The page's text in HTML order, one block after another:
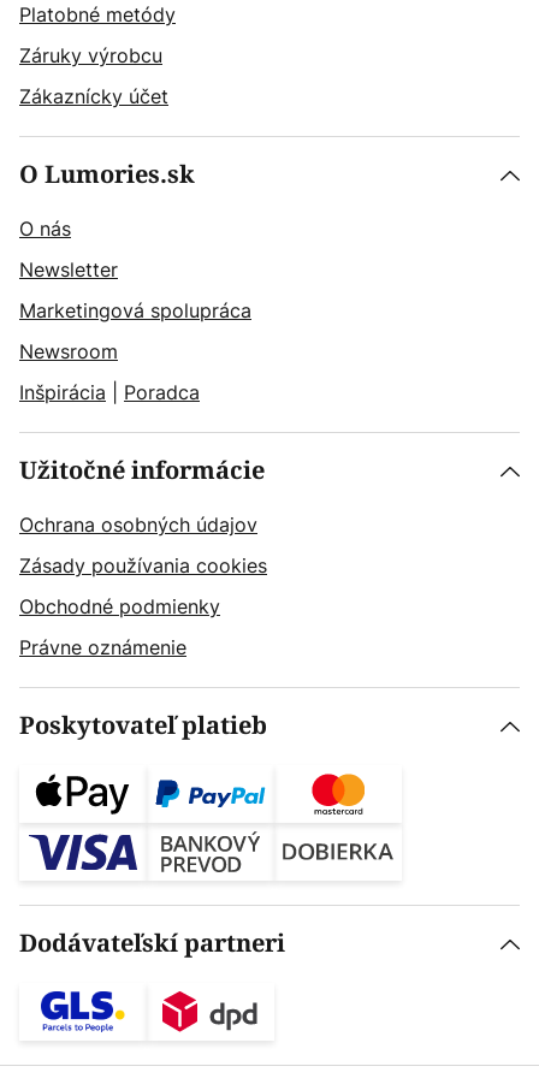
Platobné metódy
Záruky výrobcu
Zákaznícky účet
O Lumories.sk
O nás
Newsletter
Marketingová spolupráca
Newsroom
Inšpirácia
Poradca
Užitočné informácie
Ochrana osobných údajov
Zásady používania cookies
Obchodné podmienky
Právne oznámenie
Poskytovateľ platieb
Dodávateľskí partneri